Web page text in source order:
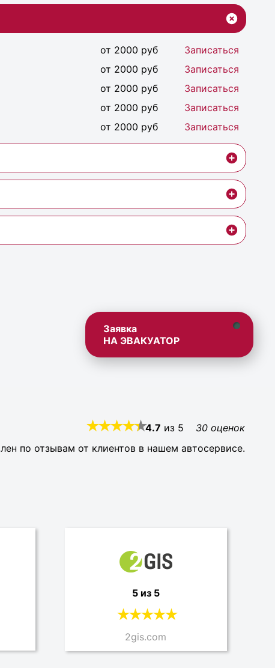
от 2000 руб
Записаться
от 2000 руб
Записаться
от 2000 руб
Записаться
от 2000 руб
Записаться
от 2000 руб Записаться
Заявка
НА ЭВАКУАТОР
4.7 из 5 30 оценок
по отзывам от клиентов в нашем автосервисе.
5 из 5
2gis.com